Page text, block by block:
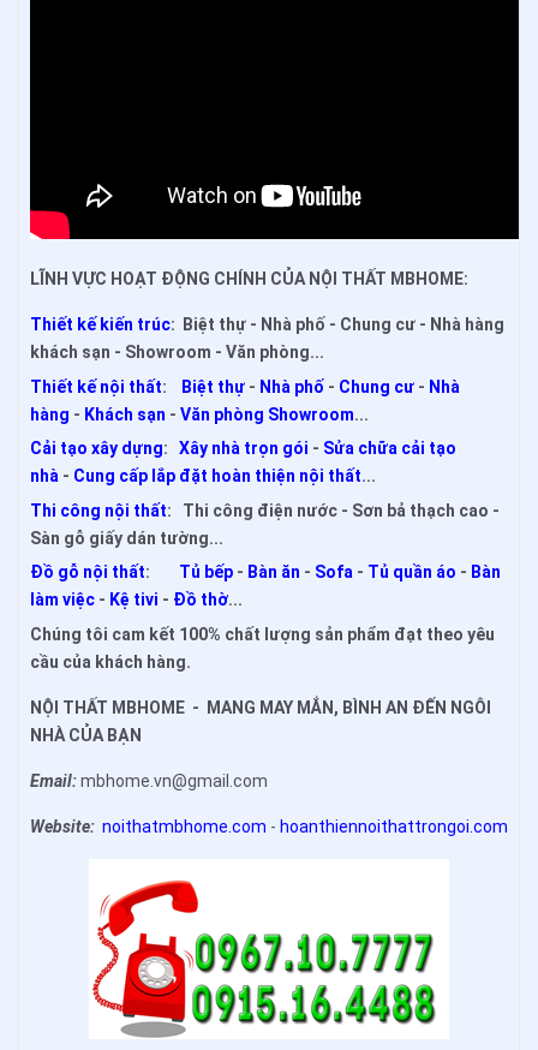
LĨNH VỰC HOẠT ĐỘNG CHÍNH CỦA NỘI THẤT MBHOME:
Thiết kế kiến trúc: Biệt thự - Nhà phố - Chung cư - Nhà hàng
khách sạn - Showroom - Văn phòng...
Thiết kế nội thất: Biệt thự - Nhà phố - Chung cư - Nhà
hàng - Khách sạn - Văn phòng Showroom...
Cải tạo xây dựng: Xây nhà trọn gói - Sửa chữa cải tạo
nhà - Cung cấp lắp đặt hoàn thiện nội thất...
Thi công nội thất: Thi công điện nước - Sơn bả thạch cao -
Sàn gỗ giấy dán tường...
Đồ gỗ nội thất: Tủ bếp - Bàn ăn - Sofa - Tủ quần áo - Bàn
làm việc - Kệ tivi - Đồ thờ...
Chúng tôi cam kết 100% chất lượng sản phẩm đạt theo yêu
cầu của khách hàng.
NỘI THẤT MBHOME - MANG MAY MẮN, BÌNH AN ĐẾN NGÔI
NHÀ CỦA BẠN
Email:mbhome.vn@gmail.com
Website: noithatmbhome.com - hoanthiennoithattrongoi.com